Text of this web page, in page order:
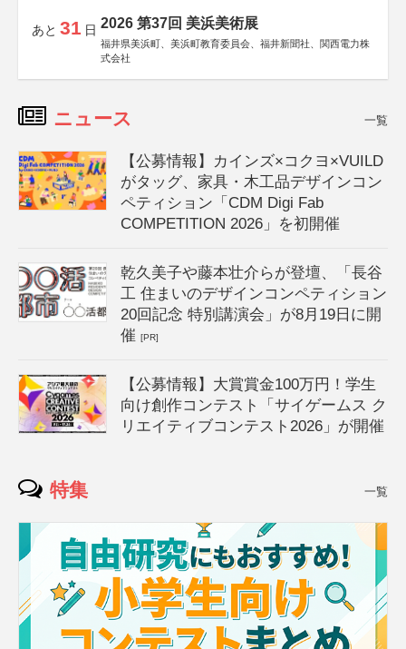
あと 31 日 2026 第37回 美浜美術展
福井県美浜町、美浜町教育委員会、福井新聞社、関西電力株
式会社
ニュース 一覧
【公募情報】カインズ×コクヨ×VUILD
がタッグ、家具・木工品デザインコン
ペティション「CDM Digi Fab
COMPETITION 2026」を初開催
乾久美子や藤本壮介らが登壇、「長谷
工 住まいのデザインコンペティション
20回記念 特別講演会」が8月19日に開
催[PR]
【公募情報】大賞賞金100万円！学生
向け創作コンテスト「サイゲームス ク
リエイティブコンテスト2026」が開催
特集 一覧